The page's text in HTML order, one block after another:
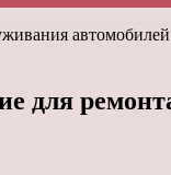
автомобилей
для